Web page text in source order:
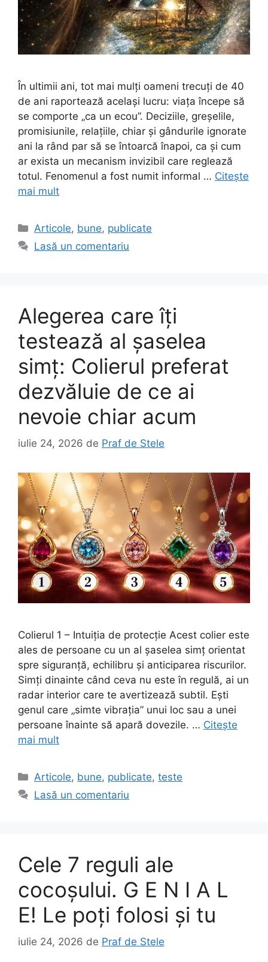
În ultimii ani, tot mai mulți oameni trecuți de 40
de ani raportează același lucru: viața începe să
se comporte „ca un ecou”. Deciziile, greșelile,
promisiunile, relațiile, chiar și gândurile ignorate
ani la rând par să se întoarcă înapoi, ca și cum
ar exista un mecanism invizibil care reglează
totul. Fenomenul a fost numit informal … Citește
mai mult
Categorii
Articole, bune, publicate
Lasă un comentariu
Alegerea care îți
testează al șaselea
simț: Colierul preferat
dezvăluie de ce ai
nevoie chiar acum
iulie 24, 2026 de Praf de Stele
Colierul 1 – Intuiția de protecție Acest colier este
ales de persoane cu un al șaselea simț orientat
spre siguranță, echilibru și anticiparea riscurilor.
Simți dinainte când ceva nu este în regulă, ai un
radar interior care te avertizează subtil. Ești
genul care „simte vibrația” unui loc sau a unei
persoane înainte să apară dovezile. … Citește
mai mult
Categorii
Articole, bune, publicate,teste
Lasă un comentariu
Cele 7 reguli ale
cocoșului. G E N I A L
E! Le poți folosi și tu
iulie 24, 2026 de Praf de Stele